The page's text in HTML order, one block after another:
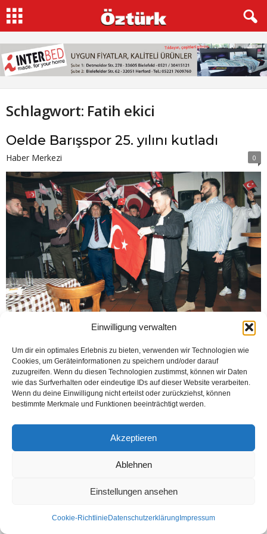
Einwilligung verwalten
Um dir ein optimales Erlebnis zu bieten, verwenden wir Technologien wie
Cookies, um Geräteinformationen zu speichern und/oder darauf
zuzugreifen. Wenn du diesen Technologien zustimmst, können wir Daten
wie das Surfverhalten oder eindeutige IDs auf dieser Website verarbeiten.
Wenn du deine Einwilligung nicht erteilst oder zurückziehst, können
bestimmte Merkmale und Funktionen beeinträchtigt werden.
Akzeptieren
Ablehnen
Einstellungen ansehen
Cookie-Richtlinie Datenschutzerklärung Impressum
Schlagwort: Fatih ekici
Oelde Barışspor 25. yılını kutladı
Haber Merkezi 0
OELDE (Öztürk) Bundan 25 sene önce bir grup fedakar insan tarafından
kurulan Oelde Barışspor, 25. yılını kutladı. Rhedaer Str. 65, Oelde adresindeki
salonda yapılan...
Weiterlesen
Kontakt Datenschutzerklärung
Impressum
© Öztürk Gazetesi 1986 – 2026